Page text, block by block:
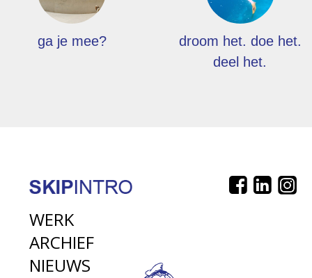
ga je mee?
droom het. doe het.
deel het.
WERK
ARCHIEF
NIEUWS